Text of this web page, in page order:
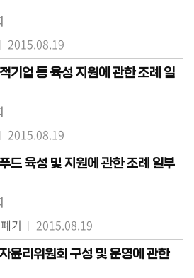
2015.08.19
기업 등 육성 지원에 관한 조례 일
2015.08.19
드 육성 및 지원에 관한 조례 일부
폐기 2015.08.19
윤리위원회 구성 및 운영에 관한